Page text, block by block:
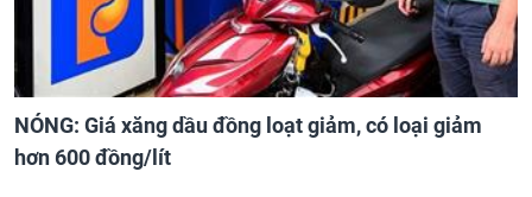
NÓNG: Giá xăng dầu đồng loạt giảm, có loại giảm
hơn 600 đồng/lít